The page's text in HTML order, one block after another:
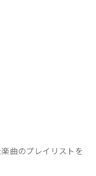
曲のプレイリストを